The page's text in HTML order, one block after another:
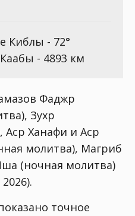
Киблы - 72°
- 4893 км
Фаджр
Зухр
Аср Ханафи и Аср
молитва), Магриб
(ночная молитва)
точное